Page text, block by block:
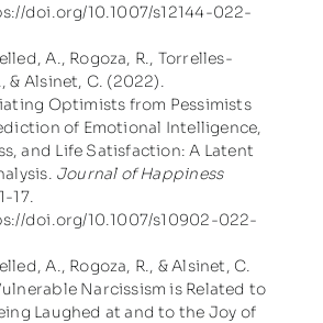
doi.org/10.1007/s12144-022-
A., Rogoza, R., Torrelles-
& Alsinet, C. (2022).
Optimists from Pessimists
of Emotional Intelligence,
and Life Satisfaction: A Latent
Journal of Happiness
17.
doi.org/10.1007/s10902-022-
A., Rogoza, R., & Alsinet, C.
Narcissism is Related to
Laughed at and to the Joy of